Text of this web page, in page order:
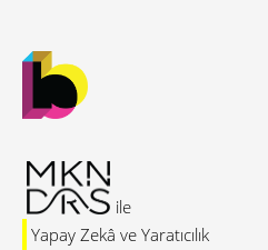
Yapay Zekâ ve Yaratıcılık